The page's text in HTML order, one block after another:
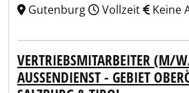
Gutenburg
Vollzeit Keine
VERTRIEBSMITARBEITER (M/
AUSSENDIENST - GEBIET